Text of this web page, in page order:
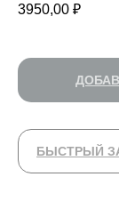
3950,00 ₽
БЫСТРЫЙ